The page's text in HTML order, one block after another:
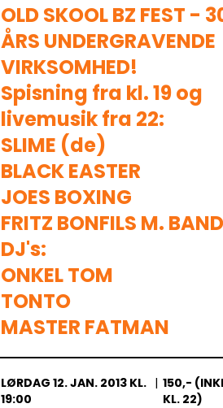
OLD SKOOL BZ FEST -
ÅRS UNDERGRAVENDE
VIRKSOMHED!
Spisning fra kl. 19 og
livemusik fra 22:
SLIME (de)
BLACK EASTER
JOES BOXING
FRITZ BONFILS M. BAND
DJ's:
ONKEL TOM
TONTO
MASTER FATMAN
LØRDAG 12. JAN. 2013 KL.
19:00
| 150,-
KL. 22)